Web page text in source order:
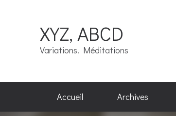
XYZ, ABCD
Variations. Méditations
Accueil Archives